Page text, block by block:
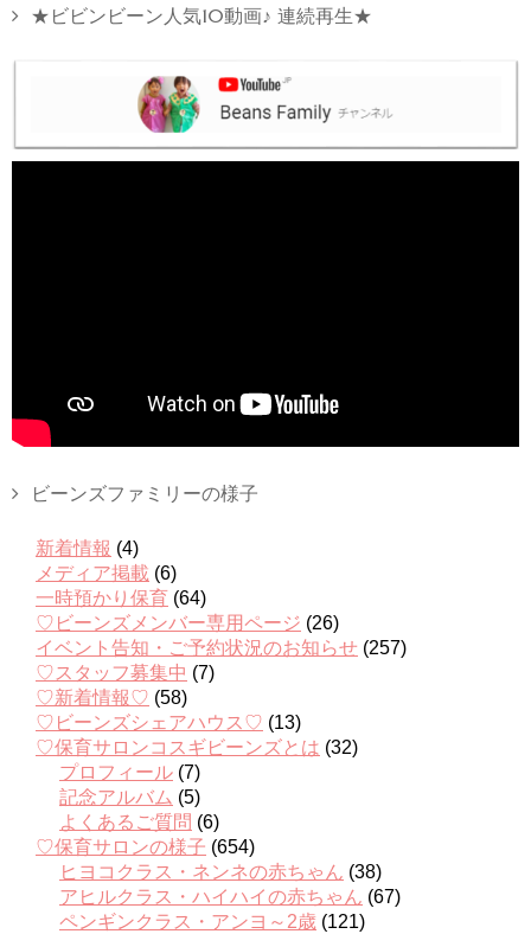
★ビビンビーン人気10動画♪ 連続再生★
ビーンズファミリーの様子
新着情報 (4)
メディア掲載 (6)
一時預かり保育 (64)
♡ビーンズメンバー専用ページ (26)
イベント告知・ご予約状況のお知らせ (257)
♡スタッフ募集中 (7)
♡新着情報♡ (58)
♡ビーンズシェアハウス♡ (13)
♡保育サロンコスギビーンズとは (32)
プロフィール (7)
記念アルバム (5)
よくあるご質問 (6)
♡保育サロンの様子 (654)
ヒヨコクラス・ネンネの赤ちゃん (38)
アヒルクラス・ハイハイの赤ちゃん (67)
ペンギンクラス・アンヨ～2歳 (121)